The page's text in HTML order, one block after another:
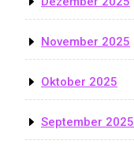
November 2025
Oktober 2025
September 2025